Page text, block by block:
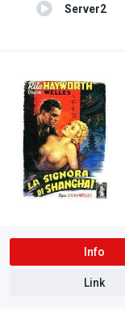
Server2
Info
Link